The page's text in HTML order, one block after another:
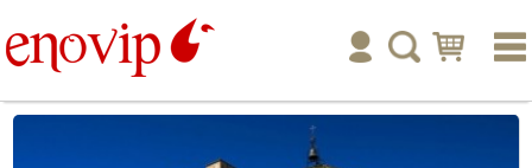
inicio
enoturismo